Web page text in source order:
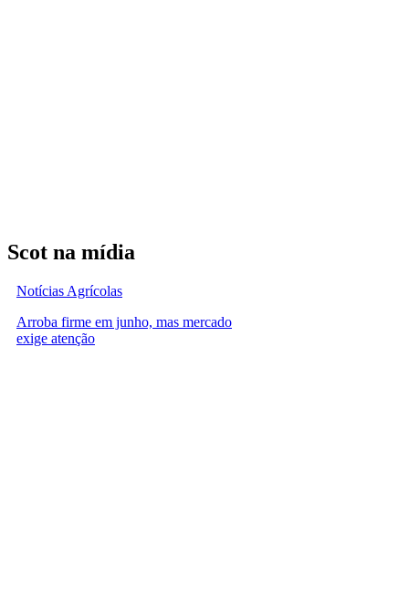
Scot na mídia
Notícias Agrícolas
Arroba firme em junho, mas mercado
exige atenção